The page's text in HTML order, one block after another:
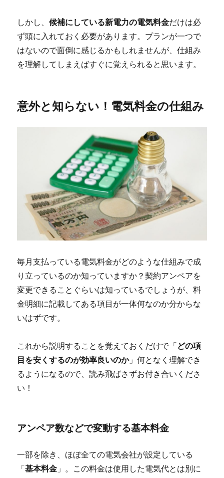
しかし、候補にしている新電力の電気料金だけは必
ず頭に入れておく必要があります。プランが一つで
はないので面倒に感じるかもしれませんが、仕組み
を理解してしまえばすぐに覚えられると思います。
意外と知らない！電気料金の仕組み
毎月支払っている電気料金がどのような仕組みで成
り立っているのか知っていますか？契約アンペアを
変更できることぐらいは知っているでしょうが、料
金明細に記載してある項目が一体何なのか分からな
いはずです。
これから説明することを覚えておくだけで「どの項
目を安くするのが効率良いのか」何となく理解でき
るようになるので、読み飛ばさずお付き合いくださ
い！
アンペア数などで変動する基本料金
一部を除き、ほぼ全ての電気会社が設定している
「基本料金 」。この料金は使用した電気代とは別に